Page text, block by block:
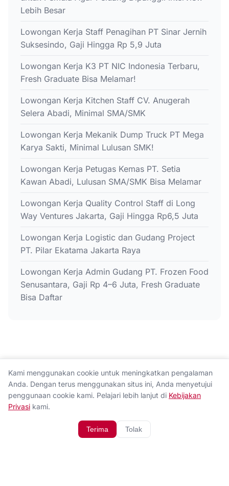
Lebih Besar
Lowongan Kerja Staff Penagihan PT Sinar Jernih
Suksesindo, Gaji Hingga Rp 5,9 Juta
Lowongan Kerja K3 PT NIC Indonesia Terbaru,
Fresh Graduate Bisa Melamar!
Lowongan Kerja Kitchen Staff CV. Anugerah
Selera Abadi, Minimal SMA/SMK
Lowongan Kerja Mekanik Dump Truck PT Mega
Karya Sakti, Minimal Lulusan SMK!
Lowongan Kerja Petugas Kemas PT. Setia
Kawan Abadi, Lulusan SMA/SMK Bisa Melamar
Lowongan Kerja Quality Control Staff di Long
Way Ventures Jakarta, Gaji Hingga Rp6,5 Juta
Lowongan Kerja Logistic dan Gudang Project
PT. Pilar Ekatama Jakarta Raya
Lowongan Kerja Admin Gudang PT. Frozen Food
Senusantara, Gaji Rp 4–6 Juta, Fresh Graduate
Bisa Daftar
Kami menggunakan cookie untuk meningkatkan pengalaman
Anda. Dengan terus menggunakan situs ini, Anda menyetujui
penggunaan cookie kami. Pelajari lebih lanjut di Kebijakan
Privasi kami.
Terima Tolak